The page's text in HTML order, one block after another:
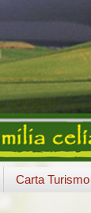
Carta Turismo